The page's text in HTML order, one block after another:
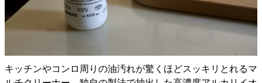
キッチンやコンロ周りの油汚れが驚くほどスッキリとれるマ